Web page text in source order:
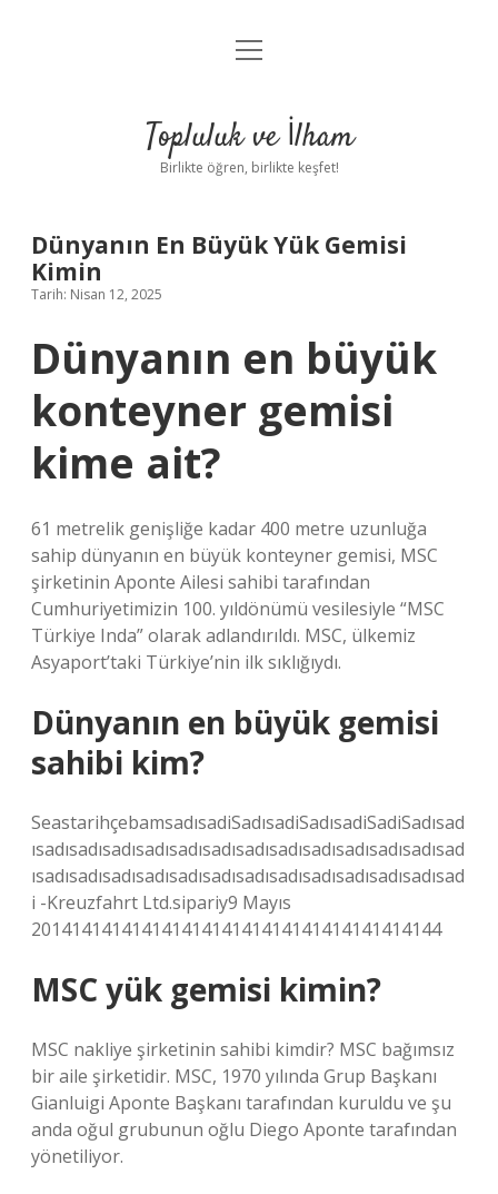
Anasayfa
Yasal Uyarı
menüyü
Topluluk ve İlham
Birlikte öğren, birlikte keşfet!
Dünyanın En Büyük Yük Gemisi
Kimin
Tarih: Nisan 12, 2025
Dünyanın en büyük
konteyner gemisi
kime ait?
61 metrelik genişliğe kadar 400 metre uzunluğa
sahip dünyanın en büyük konteyner gemisi, MSC
şirketinin Aponte Ailesi sahibi tarafından
Cumhuriyetimizin 100. yıldönümü vesilesiyle “MSC
Türkiye Inda” olarak adlandırıldı. MSC, ülkemiz
Asyaport’taki Türkiye’nin ilk sıklığıydı.
Dünyanın en büyük gemisi
sahibi kim?
SeastarihçebamsadısadiSadısadiSadısadiSadiSadısad
ısadısadısadısadısadısadısadısadısadısadısadısadısad
ısadısadısadısadısadısadısadısadısadısadısadısadısad
i -Kreuzfahrt Ltd.sipariy9 Mayıs
20141414141414141414141414141414141414144
MSC yük gemisi kimin?
MSC nakliye şirketinin sahibi kimdir? MSC bağımsız
bir aile şirketidir. MSC, 1970 yılında Grup Başkanı
Gianluigi Aponte Başkanı tarafından kuruldu ve şu
anda oğul grubunun oğlu Diego Aponte tarafından
yönetiliyor.